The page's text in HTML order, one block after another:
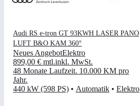
Audi RS e-tron GT 93KWH LASER PANO
LUFT B&O KAM 360°
Neues AngebotElektro
899,00 € mtl.inkl. MwSt.
48 Monate Laufzeit. 10.000 KM pro
Jahr.
440 kW (598 PS) • Automatik • Elektro